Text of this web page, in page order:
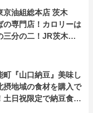
京油組総本店 茨木
の専門店！カロリーは
三分の二！JR茨木駅
町『山口納豆』美味し
摂地域の食材を購入で
土日祝限定で納豆食べ
もあります